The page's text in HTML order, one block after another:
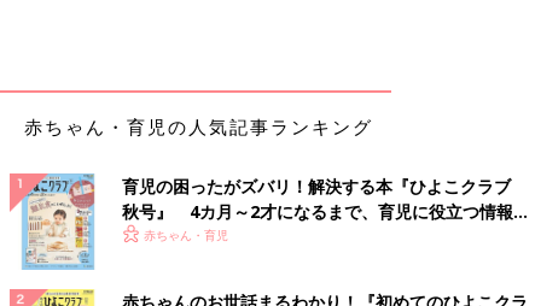
②手紙を隠す。
赤ちゃん・育児の人気記事ランキング
育児の困ったがズバリ！解決する本『ひよこクラブ
秋号』 4カ月～2才になるまで、育児に役立つ情報が
いっぱい！
赤ちゃん・育児
赤ちゃんのお世話まるわかり！『初めてのひよこクラ